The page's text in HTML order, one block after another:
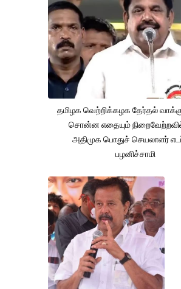
தமிழக வெற்றிக்கழக தேர்தல்
சொன்ன எதையும்
அதிமுக பொதுச் செயலாளர்
பழனிச்சாமி